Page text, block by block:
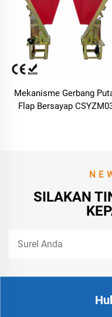
Mekanisme Gerbang
Flap Bersayap
SILAKAN